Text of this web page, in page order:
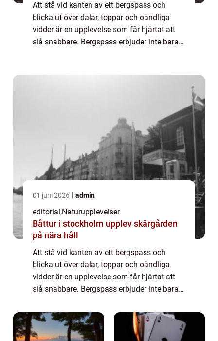
Att stå vid kanten av ett bergspass och
blicka ut över dalar, toppar och oändliga
vidder är en upplevelse som får hjärtat att
slå snabbare. Bergspass erbjuder inte bara
01 juni 2026 admin
editorial ,Naturupplevelser
Båttur i stockholm upplev skärgården
på nära håll
Att stå vid kanten av ett bergspass och
blicka ut över dalar, toppar och oändliga
vidder är en upplevelse som får hjärtat att
slå snabbare. Bergspass erbjuder inte bara